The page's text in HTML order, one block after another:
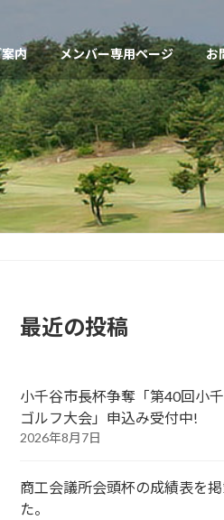
内 メンバー専用ページ お
最近の投稿
小千谷市長杯争奪「第40回小
ゴルフ大会」申込み受付中!
2026年8月7日
商工会議所会頭杯の成績表を
た。